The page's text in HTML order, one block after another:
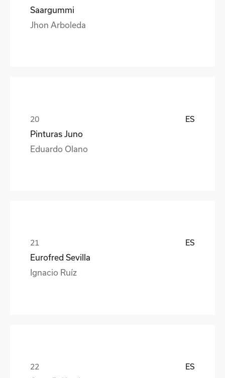
Saargummi
Jhon Arboleda
ES
Pinturas Juno
Eduardo Olano
ES
Eurofred Sevilla
Ignacio Ruíz
ES